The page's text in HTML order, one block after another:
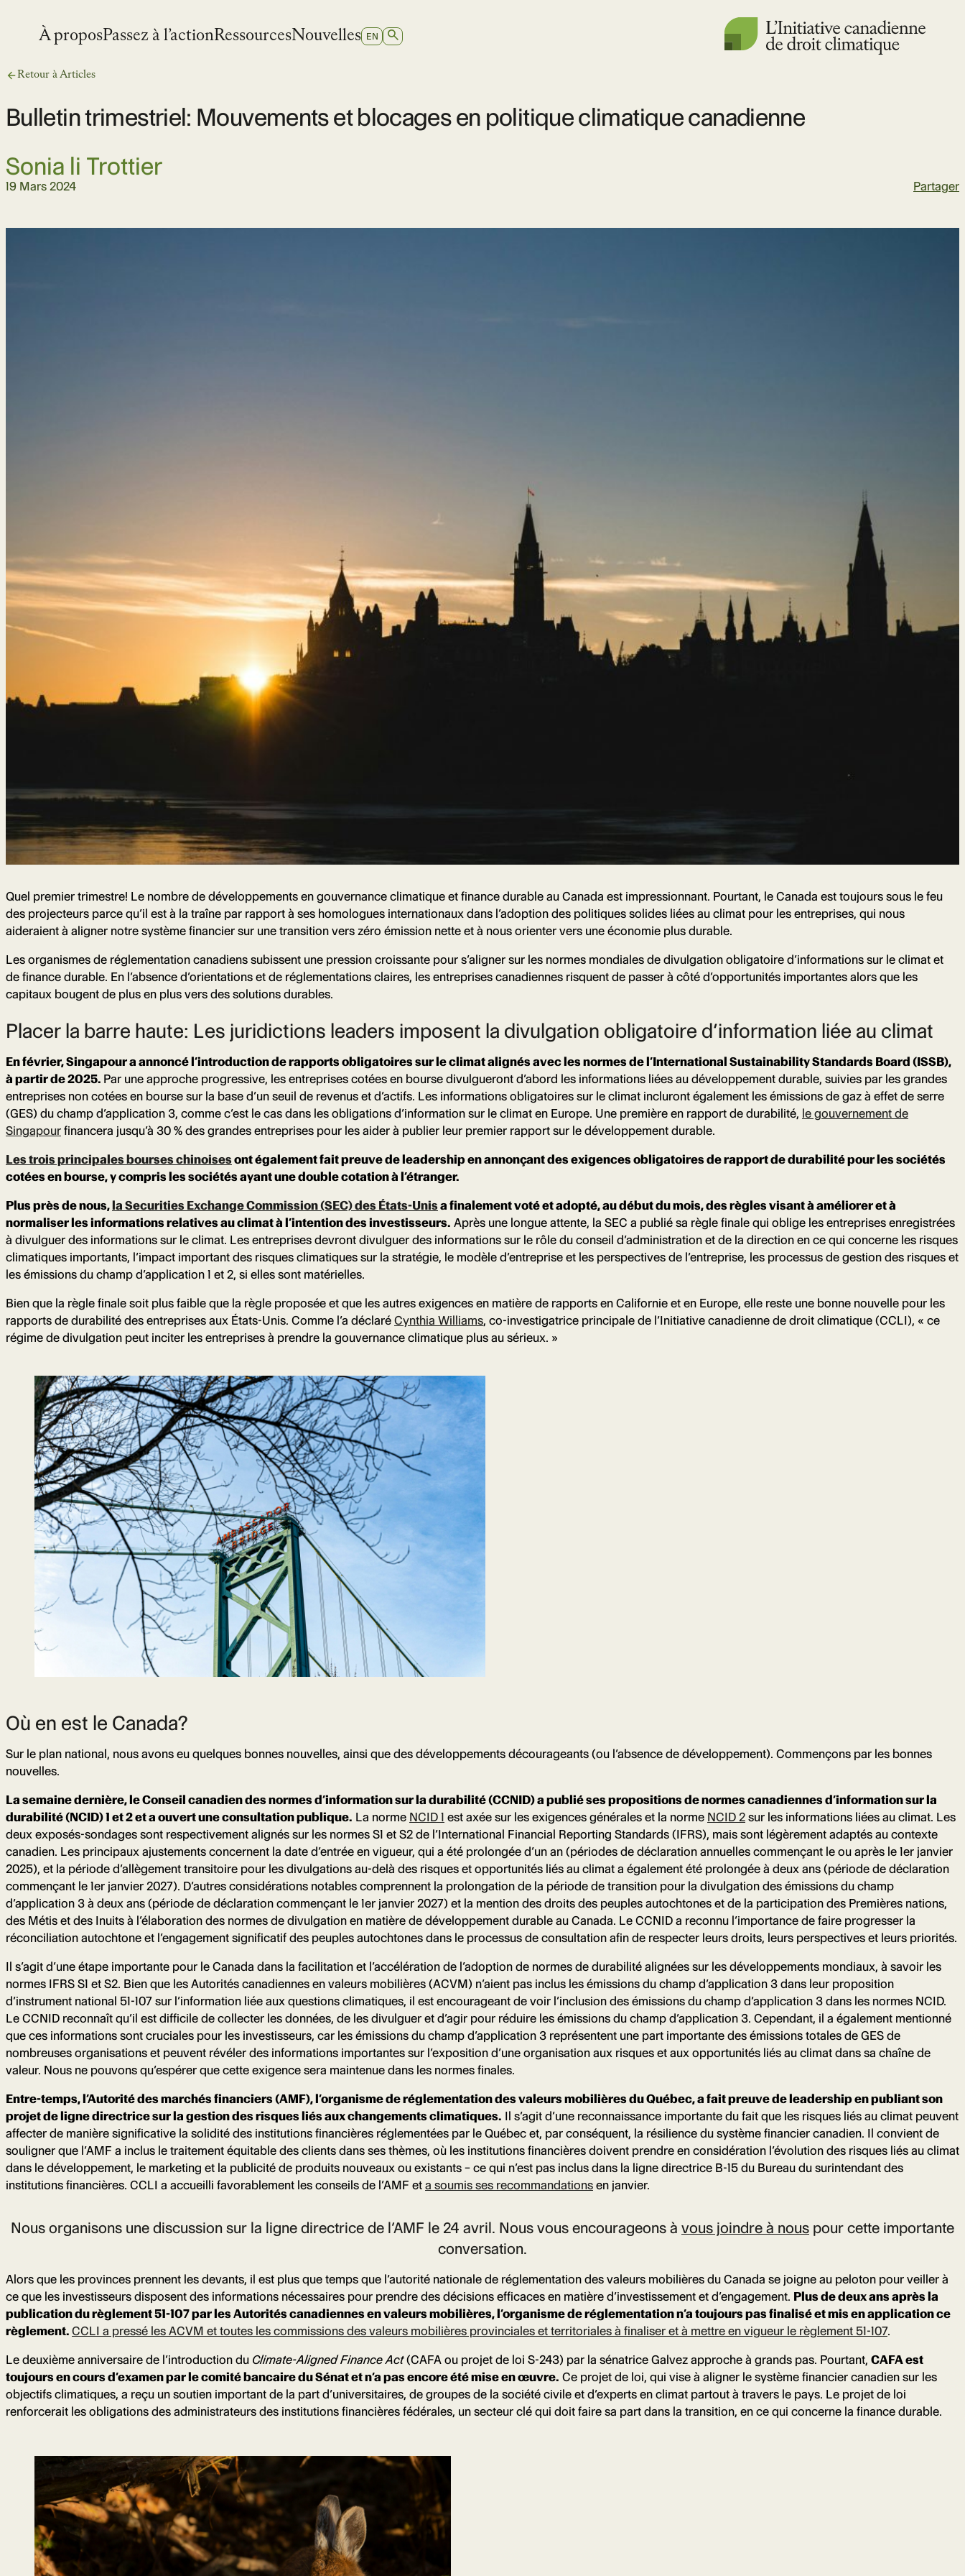
À proposPassez à l’actionRessourcesNouvelles SWITCH
TO
EN RECHERCHER
Retour à Articles
Bulletin trimestriel: Mouvements et blocages en politique climatique canadienne
Sonia li Trottier
19 Mars 2024 Partager
Quel premier trimestre! Le nombre de développements en gouvernance climatique et finance durable au Canada est impressionnant. Pourtant, le Canada est toujours sous le feu
des projecteurs parce qu’il est à la traîne par rapport à ses homologues internationaux dans l’adoption des politiques solides liées au climat pour les entreprises, qui nous
aideraient à aligner notre système financier sur une transition vers zéro émission nette et à nous orienter vers une économie plus durable.
Les organismes de réglementation canadiens subissent une pression croissante pour s’aligner sur les normes mondiales de divulgation obligatoire d’informations sur le climat et
de finance durable. En l’absence d’orientations et de réglementations claires, les entreprises canadiennes risquent de passer à côté d’opportunités importantes alors que les
capitaux bougent de plus en plus vers des solutions durables.
Placer la barre haute: Les juridictions leaders imposent la divulgation obligatoire d’information liée au climat
En février, Singapour a annoncé l’introduction de rapports obligatoires sur le climat alignés avec les normes de l’International Sustainability Standards Board (ISSB),
à partir de 2025. Par une approche progressive, les entreprises cotées en bourse divulgueront d’abord les informations liées au développement durable, suivies par les grandes
entreprises non cotées en bourse sur la base d’un seuil de revenus et d’actifs. Les informations obligatoires sur le climat incluront également les émissions de gaz à effet de serre
(GES) du champ d’application 3, comme c’est le cas dans les obligations d’information sur le climat en Europe. Une première en rapport de durabilité, le gouvernement de
Singapour financera jusqu’à 30 % des grandes entreprises pour les aider à publier leur premier rapport sur le développement durable.
Les trois principales bourses chinoises ont également fait preuve de leadership en annonçant des exigences obligatoires de rapport de durabilité pour les sociétés
cotées en bourse, y compris les sociétés ayant une double cotation à l’étranger.
Plus près de nous, la Securities Exchange Commission (SEC) des États-Unis a finalement voté et adopté, au début du mois, des règles visant à améliorer et à
normaliser les informations relatives au climat à l’intention des investisseurs. Après une longue attente, la SEC a publié sa règle finale qui oblige les entreprises enregistrées
à divulguer des informations sur le climat. Les entreprises devront divulguer des informations sur le rôle du conseil d’administration et de la direction en ce qui concerne les risques
climatiques importants, l’impact important des risques climatiques sur la stratégie, le modèle d’entreprise et les perspectives de l’entreprise, les processus de gestion des risques et
les émissions du champ d’application 1 et 2, si elles sont matérielles.
Bien que la règle finale soit plus faible que la règle proposée et que les autres exigences en matière de rapports en Californie et en Europe, elle reste une bonne nouvelle pour les
rapports de durabilité des entreprises aux États-Unis. Comme l’a déclaré Cynthia Williams, co-investigatrice principale de l’Initiative canadienne de droit climatique (CCLI), « ce
régime de divulgation peut inciter les entreprises à prendre la gouvernance climatique plus au sérieux. »
Où en est le Canada?
Sur le plan national, nous avons eu quelques bonnes nouvelles, ainsi que des développements décourageants (ou l’absence de développement). Commençons par les bonnes
nouvelles.
La semaine dernière, le Conseil canadien des normes d’information sur la durabilité (CCNID) a publié ses propositions de normes canadiennes d’information sur la
durabilité (NCID) 1 et 2 et a ouvert une consultation publique. La norme NCID 1 est axée sur les exigences générales et la norme NCID 2 sur les informations liées au climat. Les
deux exposés-sondages sont respectivement alignés sur les normes S1 et S2 de l’International Financial Reporting Standards (IFRS), mais sont légèrement adaptés au contexte
canadien. Les principaux ajustements concernent la date d’entrée en vigueur, qui a été prolongée d’un an (périodes de déclaration annuelles commençant le ou après le 1er janvier
2025), et la période d’allègement transitoire pour les divulgations au-delà des risques et opportunités liés au climat a également été prolongée à deux ans (période de déclaration
commençant le 1er janvier 2027). D’autres considérations notables comprennent la prolongation de la période de transition pour la divulgation des émissions du champ
d’application 3 à deux ans (période de déclaration commençant le 1er janvier 2027) et la mention des droits des peuples autochtones et de la participation des Premières nations,
des Métis et des Inuits à l’élaboration des normes de divulgation en matière de développement durable au Canada. Le CCNID a reconnu l’importance de faire progresser la
réconciliation autochtone et l’engagement significatif des peuples autochtones dans le processus de consultation afin de respecter leurs droits, leurs perspectives et leurs priorités.
Il s’agit d’une étape importante pour le Canada dans la facilitation et l’accélération de l’adoption de normes de durabilité alignées sur les développements mondiaux, à savoir les
normes IFRS S1 et S2. Bien que les Autorités canadiennes en valeurs mobilières (ACVM) n’aient pas inclus les émissions du champ d’application 3 dans leur proposition
d’instrument national 51-107 sur l’information liée aux questions climatiques, il est encourageant de voir l’inclusion des émissions du champ d’application 3 dans les normes NCID.
Le CCNID reconnaît qu’il est difficile de collecter les données, de les divulguer et d’agir pour réduire les émissions du champ d’application 3. Cependant, il a également mentionné
que ces informations sont cruciales pour les investisseurs, car les émissions du champ d’application 3 représentent une part importante des émissions totales de GES de
nombreuses organisations et peuvent révéler des informations importantes sur l’exposition d’une organisation aux risques et aux opportunités liés au climat dans sa chaîne de
valeur. Nous ne pouvons qu’espérer que cette exigence sera maintenue dans les normes finales.
Entre-temps, l’Autorité des marchés financiers (AMF), l’organisme de réglementation des valeurs mobilières du Québec, a fait preuve de leadership en publiant son
projet de ligne directrice sur la gestion des risques liés aux changements climatiques. Il s’agit d’une reconnaissance importante du fait que les risques liés au climat peuvent
affecter de manière significative la solidité des institutions financières réglementées par le Québec et, par conséquent, la résilience du système financier canadien. Il convient de
souligner que l’AMF a inclus le traitement équitable des clients dans ses thèmes, où les institutions financières doivent prendre en considération l’évolution des risques liés au climat
dans le développement, le marketing et la publicité de produits nouveaux ou existants – ce qui n’est pas inclus dans la ligne directrice B-15 du Bureau du surintendant des
institutions financières. CCLI a accueilli favorablement les conseils de l’AMF et a soumis ses recommandations en janvier.
Nous organisons une discussion sur la ligne directrice de l’AMF le 24 avril. Nous vous encourageons à vous joindre à nous pour cette importante
conversation.
Alors que les provinces prennent les devants, il est plus que temps que l’autorité nationale de réglementation des valeurs mobilières du Canada se joigne au peloton pour veiller à
ce que les investisseurs disposent des informations nécessaires pour prendre des décisions efficaces en matière d’investissement et d’engagement. Plus de deux ans après la
publication du règlement 51-107 par les Autorités canadiennes en valeurs mobilières, l’organisme de réglementation n’a toujours pas finalisé et mis en application ce
règlement. CCLI a pressé les ACVM et toutes les commissions des valeurs mobilières provinciales et territoriales à finaliser et à mettre en vigueur le règlement 51-107.
Le deuxième anniversaire de l’introduction du Climate-Aligned Finance Act(CAFA ou projet de loi S-243) par la sénatrice Galvez approche à grands pas. Pourtant, CAFA est
toujours en cours d’examen par le comité bancaire du Sénat et n’a pas encore été mise en œuvre. Ce projet de loi, qui vise à aligner le système financier canadien sur les
objectifs climatiques, a reçu un soutien important de la part d’universitaires, de groupes de la société civile et d’experts en climat partout à travers le pays. Le projet de loi
renforcerait les obligations des administrateurs des institutions financières fédérales, un secteur clé qui doit faire sa part dans la transition, en ce qui concerne la finance durable.